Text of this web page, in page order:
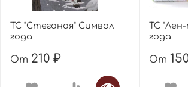
ТС "Стеганая" Символ
года
От 210 ₽
ТС
года
От